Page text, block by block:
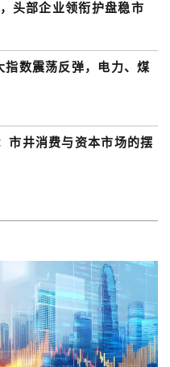
头部企业领衔护盘稳市
数震荡反弹，电力、煤
市井消费与资本市场的摆